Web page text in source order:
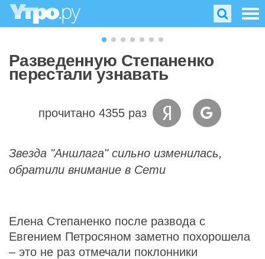
Разведенную Степаненко
перестали узнавать
прочитано 4355 раз
Звезда "Аншлага" сильно изменилась,
обратили внимание в Сети
Елена Степаненко после развода с
Евгением Петросяном заметно похорошела
– это не раз отмечали поклонники